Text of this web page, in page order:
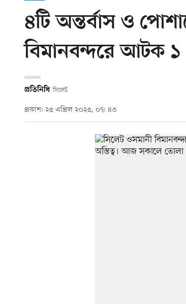
৪টি অন্তর্বাস ও
বিমানবন্দরে আটক ১
প্রতিনিধি সিলেট
প্রকাশ: ২৫ এপ্রিল ২০২৫, ০৭: ৪৩